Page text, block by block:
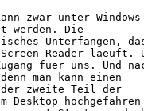
zwar unter Windows
werden. Die
Unterfangen,
Reader laeuft.
fuer uns. Und
man kann einen
der zweite Teil der
Desktop hochgefahren